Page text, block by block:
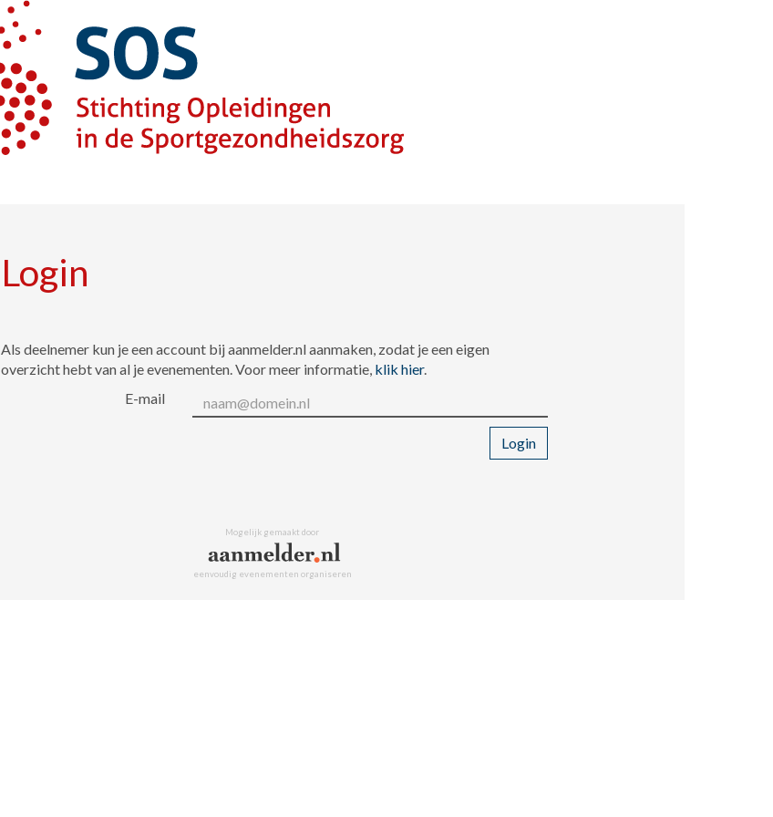
Login
Als deelnemer kun je een account bij aanmelder.nl aanmaken, zodat je een eigen
overzicht hebt van al je evenementen. Voor meer informatie, klik hier.
E-mail
Login
Mogelijk gemaakt door
eenvoudig evenementen organiseren